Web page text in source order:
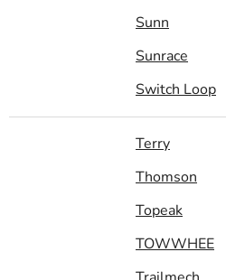
Sunn
Sunrace
Switch Loop
Terry
Thomson
Topeak
TOWWHEE